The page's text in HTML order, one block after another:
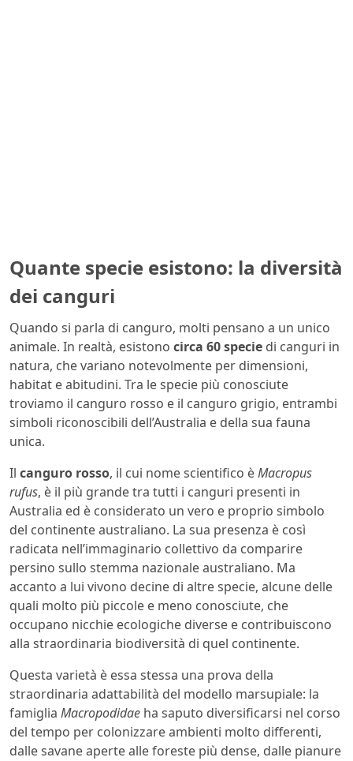
Quante specie esistono: la diversità
dei canguri
Quando si parla di canguro, molti pensano a un unico
animale. In realtà, esistono circa 60 specie di canguri in
natura, che variano notevolmente per dimensioni,
habitat e abitudini. Tra le specie più conosciute
troviamo il canguro rosso e il canguro grigio, entrambi
simboli riconoscibili dell’Australia e della sua fauna
unica.
Il canguro rosso, il cui nome scientifico èMacropus
rufus, è il più grande tra tutti i canguri presenti in
Australia ed è considerato un vero e proprio simbolo
del continente australiano. La sua presenza è così
radicata nell’immaginario collettivo da comparire
persino sullo stemma nazionale australiano. Ma
accanto a lui vivono decine di altre specie, alcune delle
quali molto più piccole e meno conosciute, che
occupano nicchie ecologiche diverse e contribuiscono
alla straordinaria biodiversità di quel continente.
Questa varietà è essa stessa una prova della
straordinaria adattabilità del modello marsupiale: la
famiglia Macropodidae ha saputo diversificarsi nel corso
del tempo per colonizzare ambienti molto differenti,
dalle savane aperte alle foreste più dense, dalle pianure